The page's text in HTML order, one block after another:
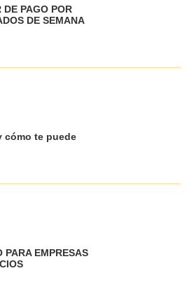
PAGO POR
DE SEMANA
cómo te puede
EMPRESAS